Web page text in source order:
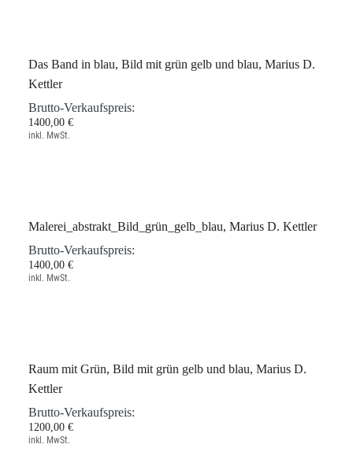
Das Band in blau, Bild mit grün gelb und blau, Marius D.
Kettler
Brutto-Verkaufspreis:
Malerei_abstrakt_Bild_grün_gelb_blau, Marius D. Kettler
Brutto-Verkaufspreis:
Raum mit Grün, Bild mit grün gelb und blau, Marius D.